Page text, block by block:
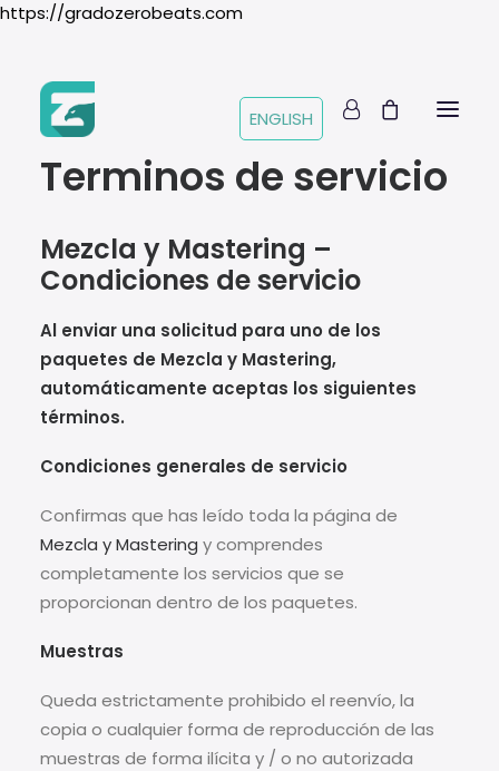
https://gradozerobeats.com
ENGLISH
Mezcla y Mastering –
Terminos de servicio
Mezcla y Mastering –
Condiciones de servicio
Al enviar una solicitud para uno de los
paquetes de Mezcla y Mastering,
automáticamente aceptas los siguientes
términos.
Condiciones generales de servicio
Confirmas que has leído toda la página de
Mezcla y Mastering y comprendes
completamente los servicios que se
proporcionan dentro de los paquetes.
Muestras
Queda estrictamente prohibido el reenvío, la
copia o cualquier forma de reproducción de las
muestras de forma ilícita y / o no autorizada